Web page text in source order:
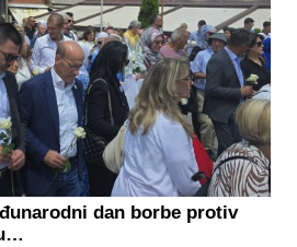
dan borbe protiv